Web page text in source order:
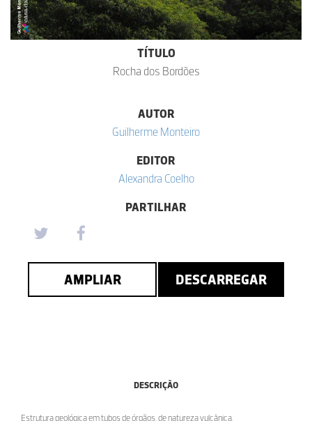
TÍTULO
Rocha dos Bordões
AUTOR
Guilherme Monteiro
EDITOR
Alexandra Coelho
PARTILHAR
AMPLIAR DESCARREGAR
DESCRIÇÃO
Estrutura geológica em tubos de órgãos, de natureza vulcânica.